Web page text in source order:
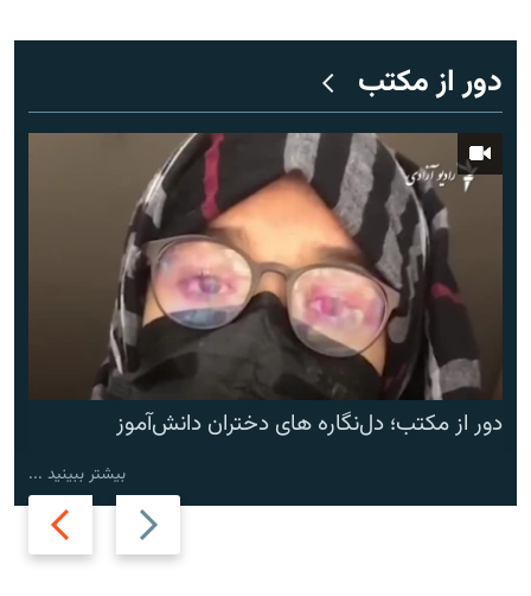
دور از مکتب
Previous
slide
Next
slide
دور از مکتب؛ دل‌نگاره های دختران دانش‌آموز
بیشتر ببینید ...